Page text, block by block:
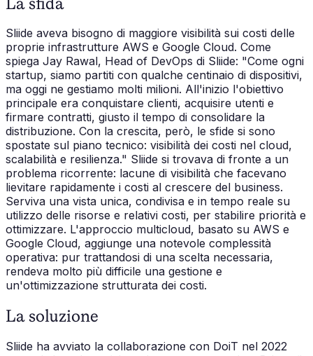
Sliide aveva bisogno di maggiore visibilità sui costi delle
proprie infrastrutture AWS e Google Cloud. Come
spiega Jay Rawal, Head of DevOps di Sliide: "Come ogni
startup, siamo partiti con qualche centinaio di dispositivi,
ma oggi ne gestiamo molti milioni. All'inizio l'obiettivo
principale era conquistare clienti, acquisire utenti e
firmare contratti, giusto il tempo di consolidare la
distribuzione. Con la crescita, però, le sfide si sono
spostate sul piano tecnico: visibilità dei costi nel cloud,
scalabilità e resilienza." Sliide si trovava di fronte a un
problema ricorrente: lacune di visibilità che facevano
lievitare rapidamente i costi al crescere del business.
Serviva una vista unica, condivisa e in tempo reale su
utilizzo delle risorse e relativi costi, per stabilire priorità e
ottimizzare. L'approccio multicloud, basato su AWS e
Google Cloud, aggiunge una notevole complessità
operativa: pur trattandosi di una scelta necessaria,
rendeva molto più difficile una gestione e
un'ottimizzazione strutturata dei costi.
La soluzione
Sliide ha avviato la collaborazione con DoiT nel 2022